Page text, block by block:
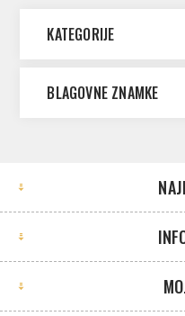
KATEGORIJE
BLAGOVNE ZNAMKE